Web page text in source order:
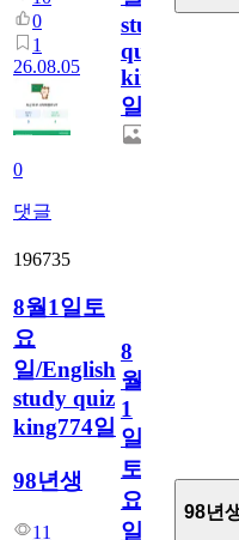
0
1
26.08.05
0
댓글
study
quiz
king775
일
196735
8월1일토
요
일/English
study quiz
king774일
98년생
11
8
월
1
일
토
요
일/English
98년